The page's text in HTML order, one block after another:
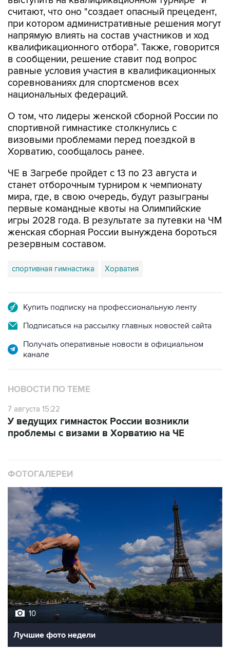
считают, что оно "создает опасный прецедент,
при котором административные решения могут
напрямую влиять на состав участников и ход
квалификационного отбора". Также, говорится
в сообщении, решение ставит под вопрос
равные условия участия в квалификационных
соревнованиях для спортсменов всех
национальных федераций.
О том, что лидеры женской сборной России по
спортивной гимнастике столкнулись с
визовыми проблемами перед поездкой в
Хорватию, сообщалось ранее.
ЧЕ в Загребе пройдет с 13 по 23 августа и
станет отборочным турниром к чемпионату
мира, где, в свою очередь, будут разыграны
первые командные квоты на Олимпийские
игры 2028 года. В результате за путевки на ЧМ
женская сборная России вынуждена бороться
резервным составом.
спортивная гимнастика Хорватия
Купить подписку на профессиональную ленту
Подписаться на рассылку главных новостей сайта
Получать оперативные новости в официальном
канале
НОВОСТИ ПО ТЕМЕ
7 августа 15:22
У ведущих гимнасток России возникли
проблемы с визами в Хорватию на ЧЕ
ФОТОГАЛЕРЕИ
10
Лучшие фото недели